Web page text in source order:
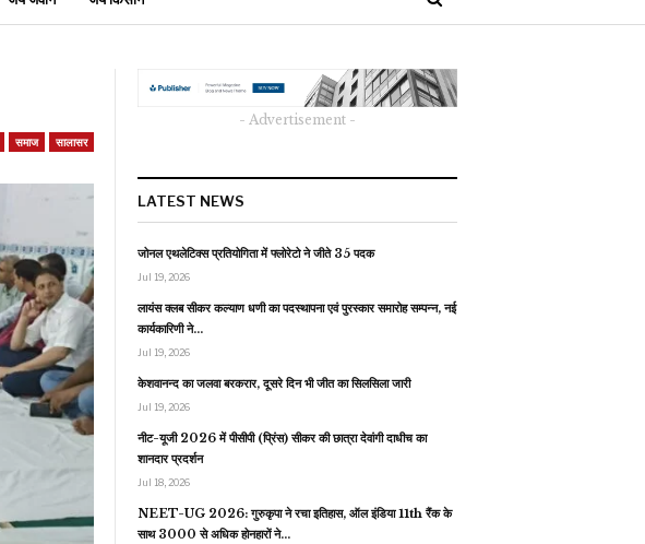
समाज सालासर
- Advertisement -
LATEST NEWS
जोनल एथलेटिक्स प्रतियोगिता में फ्लोरेटो ने जीते 35 पदक
Jul 19, 2026
लायंस क्लब सीकर कल्याण धणी का पदस्थापना एवं पुरस्कार समारोह सम्पन्न, नई
कार्यकारिणी ने…
Jul 19, 2026
केशवानन्द का जलवा बरकरार, दूसरे दिन भी जीत का सिलसिला जारी
Jul 19, 2026
नीट-यूजी 2026 में पीसीपी (प्रिंस) सीकर की छात्रा देवांगी दाधीच का
शानदार प्रदर्शन
Jul 18, 2026
NEET-UG 2026: गुरुकृपा ने रचा इतिहास, ऑल इंडिया 11th रैंक के
साथ 3000 से अधिक होनहारों ने…